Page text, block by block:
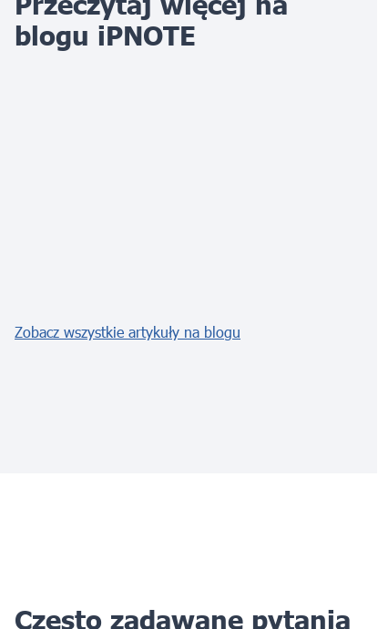
blogu iPNOTE
Zobacz wszystkie artykuły na blogu
Często zadawane pytania